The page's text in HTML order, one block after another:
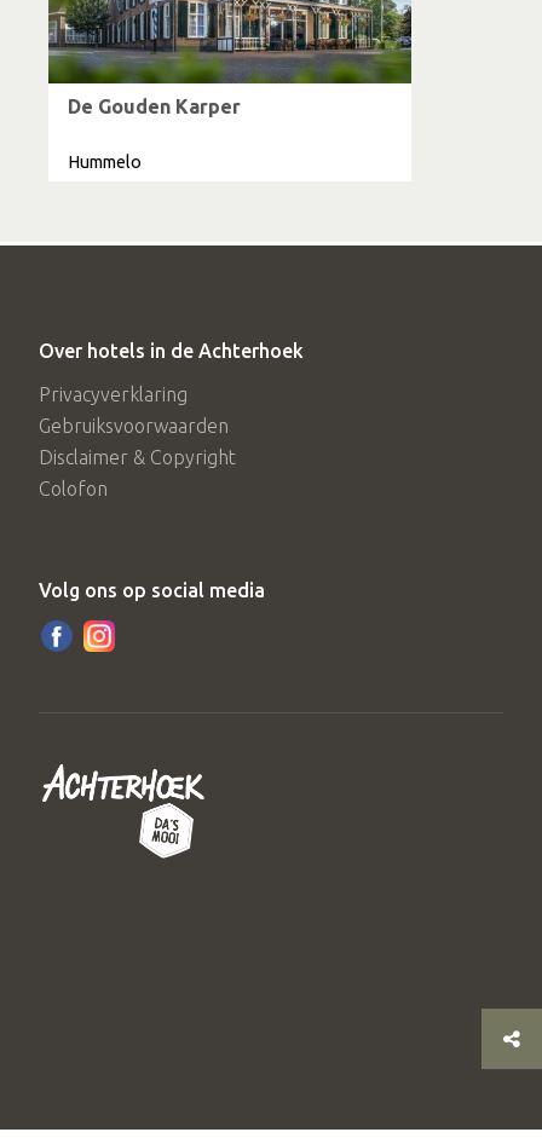
De Gouden Karper
Hummelo
Over hotels in de Achterhoek
Privacyverklaring
Gebruiksvoorwaarden
Disclaimer & Copyright
Colofon
Volg ons op social media